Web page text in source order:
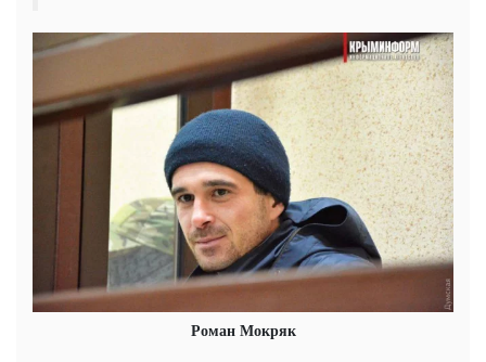
Роман Мокряк